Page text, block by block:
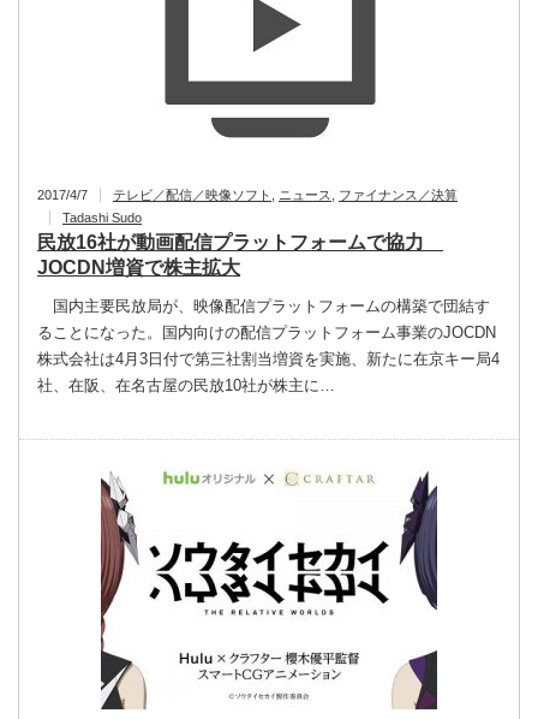
2017/4/7 テレビ／配信／映像ソフト ニュース
ファイナンス／決算
Tadashi Sudo
民放16社が動画配信プラットフォームで協力
JOCDN増資で株主拡大
国内主要民放局が、映像配信プラットフォームの構築で団結す
ることになった。国内向けの配信プラットフォーム事業のJOCDN
株式会社は4月3日付で第三社割当増資を実施、新たに在京キー局4
社、在阪、在名古屋の民放10社が株主に…